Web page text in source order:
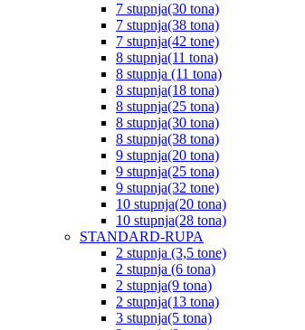
7 stupnja(30 tona)
7 stupnja(38 tona)
7 stupnja(42 tone)
8 stupnja(11 tona)
8 stupnja (11 tona)
8 stupnja(18 tona)
8 stupnja(25 tona)
8 stupnja(30 tona)
8 stupnja(38 tona)
9 stupnja(20 tona)
9 stupnja(25 tona)
9 stupnja(32 tone)
10 stupnja(20 tona)
10 stupnja(28 tona)
STANDARD-RUPA
2 stupnja (3,5 tone)
2 stupnja (6 tona)
2 stupnja(9 tona)
2 stupnja(13 tona)
3 stupnja(5 tona)